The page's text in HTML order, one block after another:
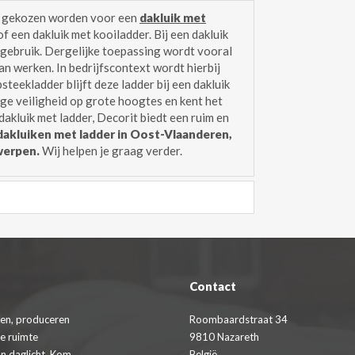
worden voor een dakluik met
een dakluik met kooiladder. Bij een dakluik
Dergelijke toepassing wordt vooral
werken. In bedrijfscontext wordt hierbij
blijft deze ladder bij een dakluik
veiligheid op grote hoogtes en kent het
met ladder, Decorit biedt een ruim en
met ladder in Oost-Vlaanderen,
Wij helpen je graag verder.
produceren
ruimte
Contact
Roombaardstraat 34
9810 Nazareth